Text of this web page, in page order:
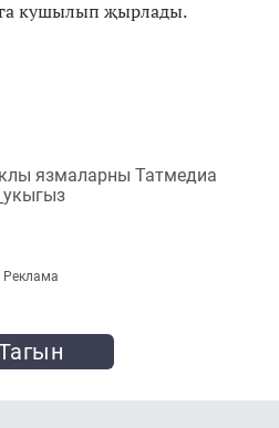
кушылып җырлады.
язмаларны Татмедиа
укыгыз
Реклама